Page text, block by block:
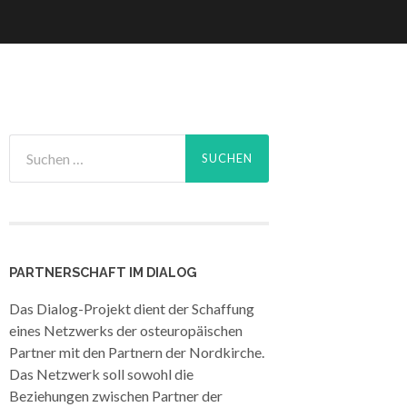
nach:
PARTNERSCHAFT IM DIALOG
Das Dialog-Projekt dient der Schaffung
eines Netzwerks der osteuropäischen
Partner mit den Partnern der Nordkirche.
Das Netzwerk soll sowohl die
Beziehungen zwischen Partner der